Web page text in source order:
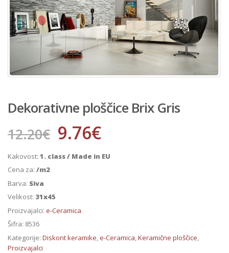
Dekorativne ploščice Brix Gris
12.20€ 9.76€
Kakovost: 1. class / Made in EU
Cena za: /m2
Barva: Siva
Velikost: 31x45
Proizvajalci: e-Ceramica
Šifra: 8536
Kategorije: Diskont keramike e-Ceramica Keramične ploščice
Proizvajalci